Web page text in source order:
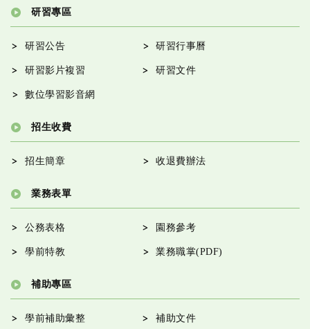
研習專區
研習公告 研習行事曆
研習影片複習 研習文件
數位學習影音網
招生收費
招生簡章 收退費辦法
業務表單
公務表格 園務參考
學前特教 業務職掌(PDF)
補助專區
學前補助彙整 補助文件